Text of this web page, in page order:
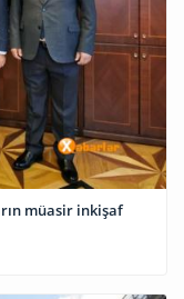
müasir inkişaf